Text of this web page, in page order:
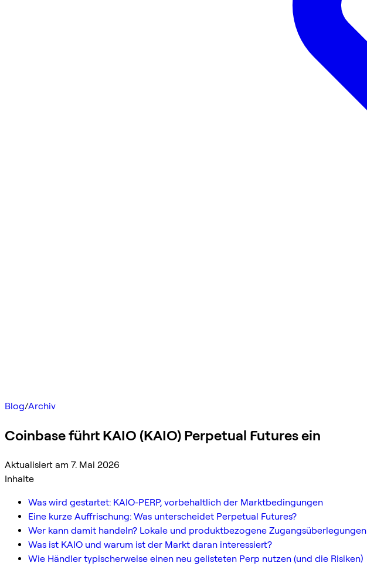
Blog/Archiv
Coinbase führt KAIO (KAIO) Perpetual Futures ein
Aktualisiert am 7. Mai 2026
Inhalte
Was wird gestartet: KAIO-PERP, vorbehaltlich der Marktbedingungen
Eine kurze Auffrischung: Was unterscheidet Perpetual Futures?
Wer kann damit handeln? Lokale und produktbezogene Zugangsüberlegungen
Was ist KAIO und warum ist der Markt daran interessiert?
Wie Händler typischerweise einen neu gelisteten Perp nutzen (und die Risiken)